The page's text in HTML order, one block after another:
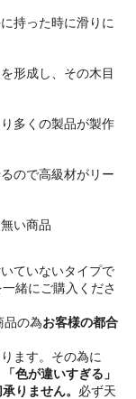
持った時に滑りに
形成し、その木目
多くの製品が製作
ので高級材がリー
い商品
ていないタイプで
緒にご購入くださ
品の為お客様の都合
ます。その為に
色が違いすぎる」
りません。 必ず天